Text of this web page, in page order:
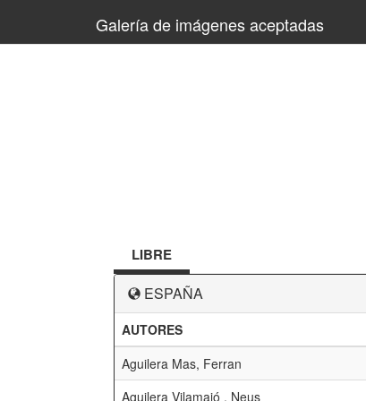
Galería de imágenes aceptadas
LIBRE
ESPAÑA
AUTORES
Aguilera Mas, Ferran
Aguilera Vilamajó , Neus